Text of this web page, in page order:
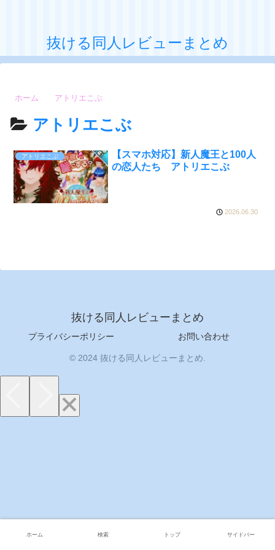
抜ける同人レビューまとめ
ホーム アトリエこぶ
アトリエこぶ
アトリエこぶ
【スマホ対応】新人魔王と100人
の恋人たち アトリエこぶ
2026.06.30
抜ける同人レビューまとめ
プライバシーポリシー お問い合わせ
© 2024 抜ける同人レビューまとめ.
ホーム 検索 トップ サイドバー